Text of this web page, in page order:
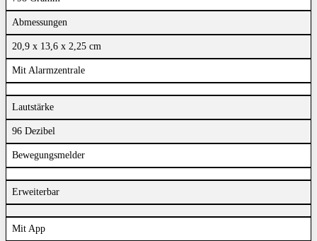
Abmessungen
20,9 x 13,6 x 2,25 cm
Mit Alarmzentrale
Lautstärke
96 Dezibel
Bewegungsmelder
Erweiterbar
Mit App